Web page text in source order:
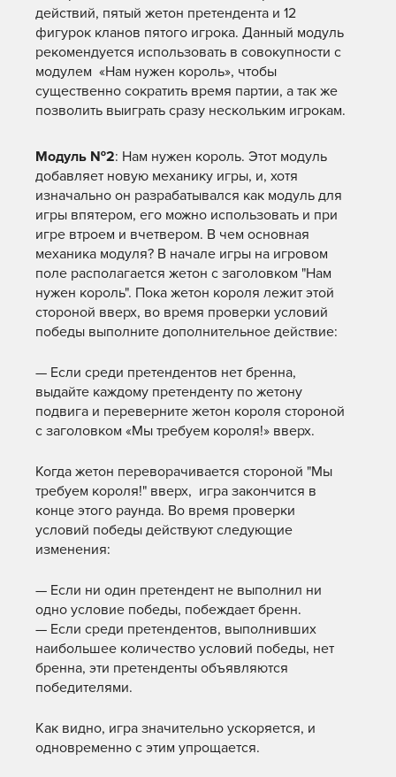
действий, пятый жетон претендента и 12
фигурок кланов пятого игрока. Данный модуль
рекомендуется использовать в совокупности с
модулем «Нам нужен король», чтобы
существенно сократить время партии, а так же
позволить выиграть сразу нескольким игрокам.
Модуль №2: Нам нужен король. Этот модуль
добавляет новую механику игры, и, хотя
изначально он разрабатывался как модуль для
игры впятером, его можно использовать и при
игре втроем и вчетвером. В чем основная
механика модуля? В начале игры на игровом
поле располагается жетон с заголовком "Нам
нужен король". Пока жетон короля лежит этой
стороной вверх, во время проверки условий
победы выполните дополнительное действие:
— Если среди претендентов нет бренна,
выдайте каждому претенденту по жетону
подвига и переверните жетон короля стороной
с заголовком «Мы требуем короля!» вверх.
Когда жетон переворачивается стороной "Мы
требуем короля!" вверх, игра закончится в
конце этого раунда. Во время проверки
условий победы действуют следующие
изменения:
— Если ни один претендент не выполнил ни
одно условие победы, побеждает бренн.
— Если среди претендентов, выполнивших
наибольшее количество условий победы, нет
бренна, эти претенденты объявляются
победителями.
Как видно, игра значительно ускоряется, и
одновременно с этим упрощается.